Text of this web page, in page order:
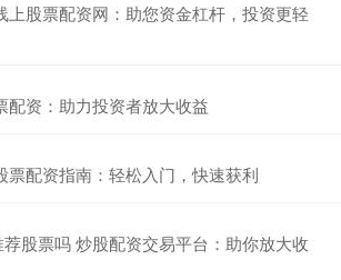
上股票配资网：助您资金杠杆，投资更轻
配资：助力投资者放大收益
票配资指南：轻松入门，快速获利
股票吗 炒股配资交易平台：助你放大收